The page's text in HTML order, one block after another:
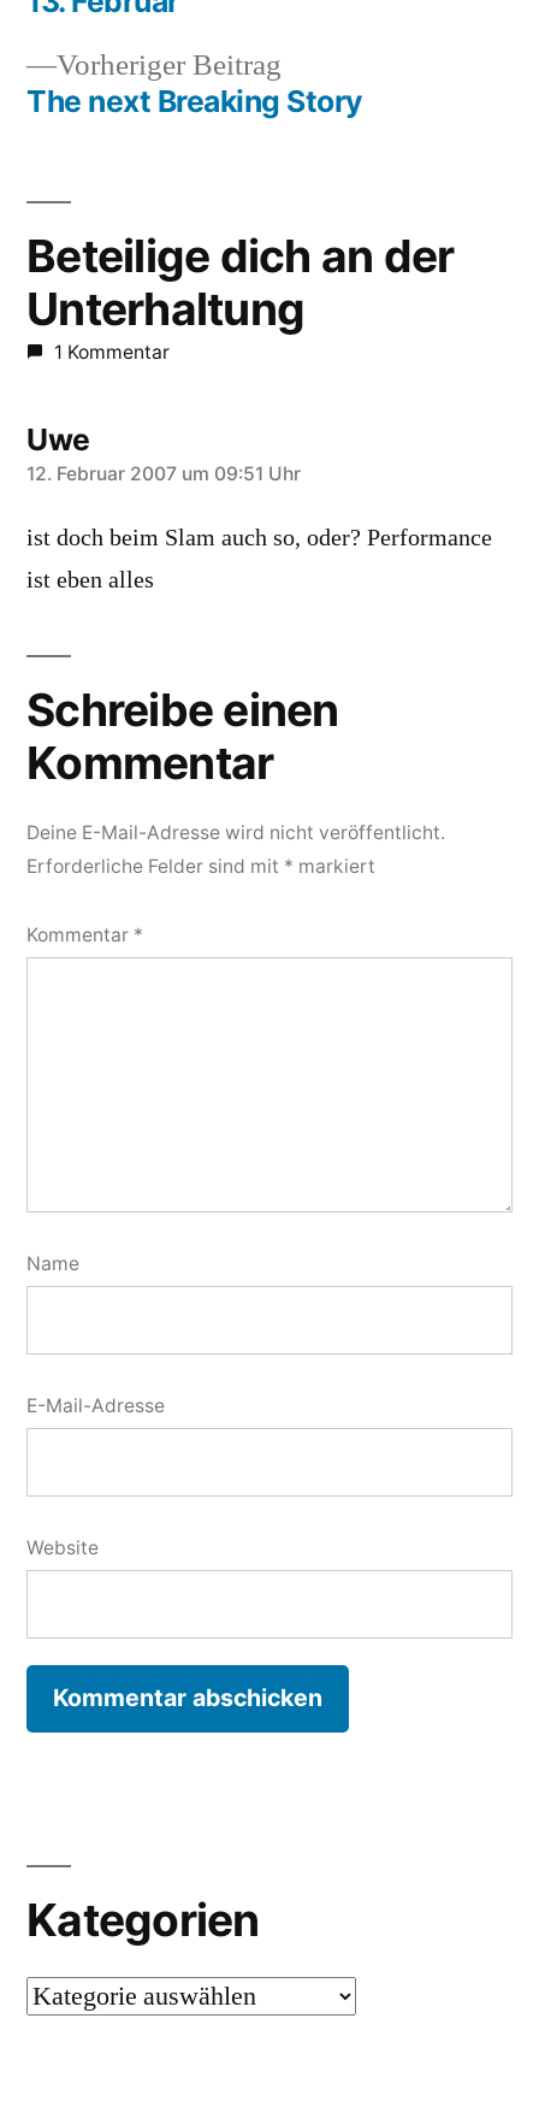
Beitragsnavigation
Vorheriger Beitrag
Beitrag:
The next Breaking Story
Beteilige dich an der
Unterhaltung
1 Kommentar
Uwe
schreibt:
12. Februar 2007 um 09:51 Uhr
ist doch beim Slam auch so, oder? Performance
ist eben alles
Schreibe einen
Kommentar
Deine E-Mail-Adresse wird nicht veröffentlicht.
Erforderliche Felder sind mit * markiert
Kommentar *
Name
E-Mail-Adresse
Website
Kategorien
Kategorien